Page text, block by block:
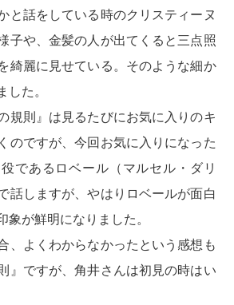
と話をしている時のクリスティーヌ
子や、金髪の人が出てくると三点照
綺麗に見せている。そのような細か
した。
規則』は見るたびにお気に入りのキ
のですが、今回お気に入りになった
であるロベール（マルセル・ダリ
話しますが、やはりロベールが面白
象が鮮明になりました。
、よくわからなかったという感想も
』ですが、角井さんは初見の時はい